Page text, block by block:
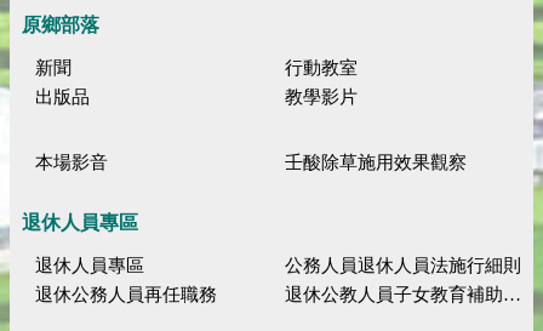
原鄉部落
新聞
行動教室
出版品
教學影片
本場影音 壬酸除草施用效果觀察
退休人員專區
退休人員專區
公務人員退休人員法施行細則
退休公務人員再任職務
退休公教人員子女教育補助規定